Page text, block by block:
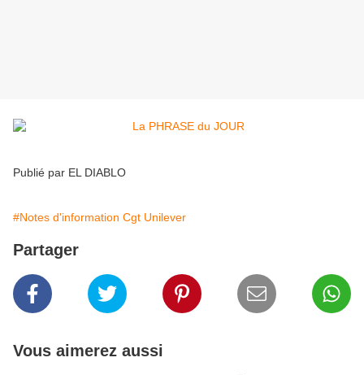
Publié par EL DIABLO
#Notes d'information Cgt Unilever
Partager
Vous aimerez aussi